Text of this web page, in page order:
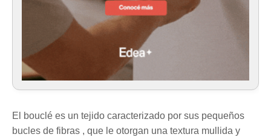
El bouclé es un tejido caracterizado por sus pequeños
bucles de fibras , que le otorgan una textura mullida y